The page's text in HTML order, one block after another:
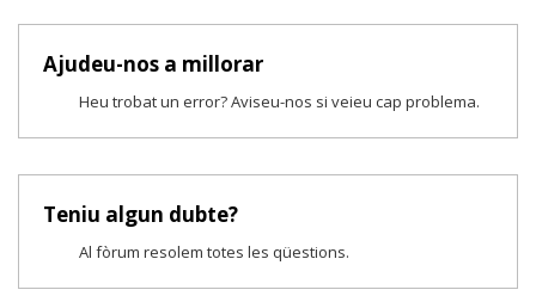
Ajudeu-nos a millorar
Heu trobat un error? Aviseu-nos si veieu cap problema.
Teniu algun dubte?
Al fòrum resolem totes les qüestions.